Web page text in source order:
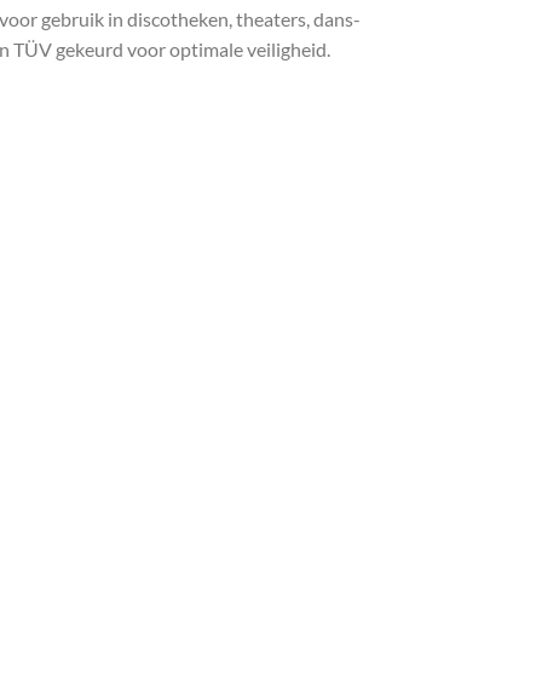
gebruik in discotheken, theaters, dans-
TÜV gekeurd voor optimale veiligheid.